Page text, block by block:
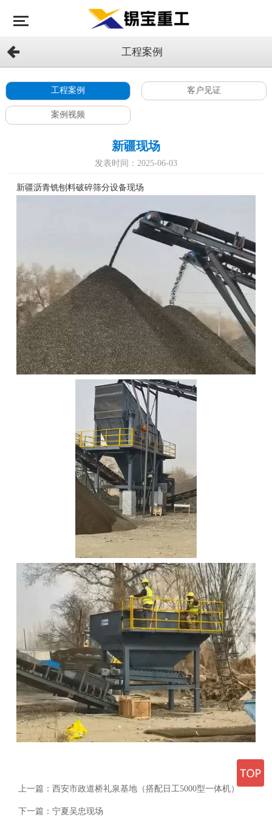
工程案例
工程案例 客户见证
案例视频
新疆现场
发表时间：2025-06-03
新疆沥青铣刨料破碎筛分设备现场
上一篇：西安市政道桥礼泉基地（搭配日工5000型一体机）
下一篇：宁夏吴忠现场